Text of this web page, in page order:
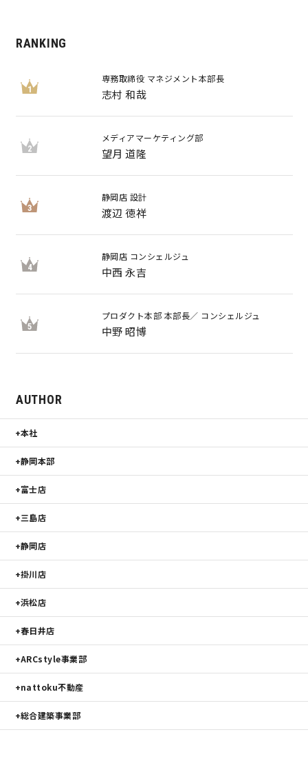
RANKING
1
専務取締役 マネジメント本部長
志村 和哉
2
メディアマーケティング部
望月 道隆
3
静岡店 設計
渡辺 徳祥
4
静岡店 コンシェルジュ
中西 永吉
5
プロダクト本部 本部長／ コンシェルジュ
中野 昭博
AUTHOR
本社
静岡本部
富士店
三島店
静岡店
掛川店
浜松店
春日井店
ARCstyle事業部
nattoku不動産
総合建築事業部